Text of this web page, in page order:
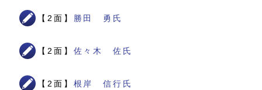
【2面】 勝田 勇氏
【2面】 佐々木 佐氏
【2面】 根岸 信行氏